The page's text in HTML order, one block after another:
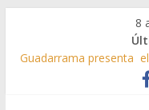
8
Guadarrama presenta
Hey Kid e Inazio en ‘La